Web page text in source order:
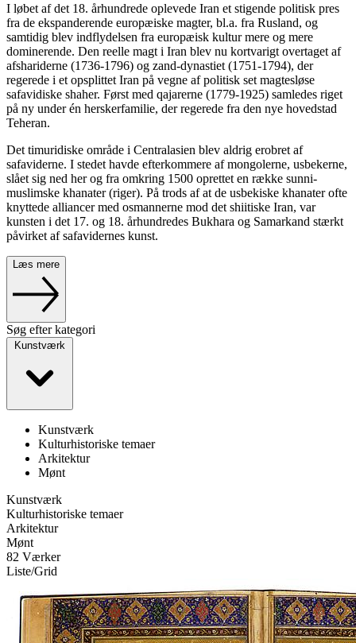
I løbet af det 18. århundrede oplevede Iran et stigende politisk pres
fra de ekspanderende europæiske magter, bl.a. fra Rusland, og
samtidig blev indflydelsen fra europæisk kultur mere og mere
dominerende. Den reelle magt i Iran blev nu kortvarigt overtaget af
afshariderne (1736-1796) og zand-dynastiet (1751-1794), der
regerede i et opsplittet Iran på vegne af politisk set magtesløse
safavidiske shaher. Først med qajarerne (1779-1925) samledes riget
på ny under én herskerfamilie, der regerede fra den nye hovedstad
Teheran.
Det timuridiske område i Centralasien blev aldrig erobret af
safaviderne. I stedet havde efterkommere af mongolerne, usbekerne,
slået sig ned her og fra omkring 1500 oprettet en række sunni-
muslimske khanater (riger). På trods af at de usbekiske khanater ofte
knyttede alliancer med osmannerne mod det shiitiske Iran, var
kunsten i det 17. og 18. århundredes Bukhara og Samarkand stærkt
påvirket af safavidernes kunst.
Læs mere
Søg efter kategori
Kunstværk
Kulturhistoriske temaer
Arkitektur
Mønt
Kunstværk
Kulturhistoriske temaer
Arkitektur
Mønt
82 Værker
Liste/Grid